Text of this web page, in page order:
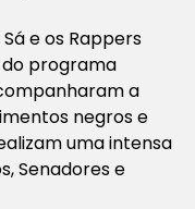
e os Rappers
do programa
a
negros e
uma intensa
Senadores e